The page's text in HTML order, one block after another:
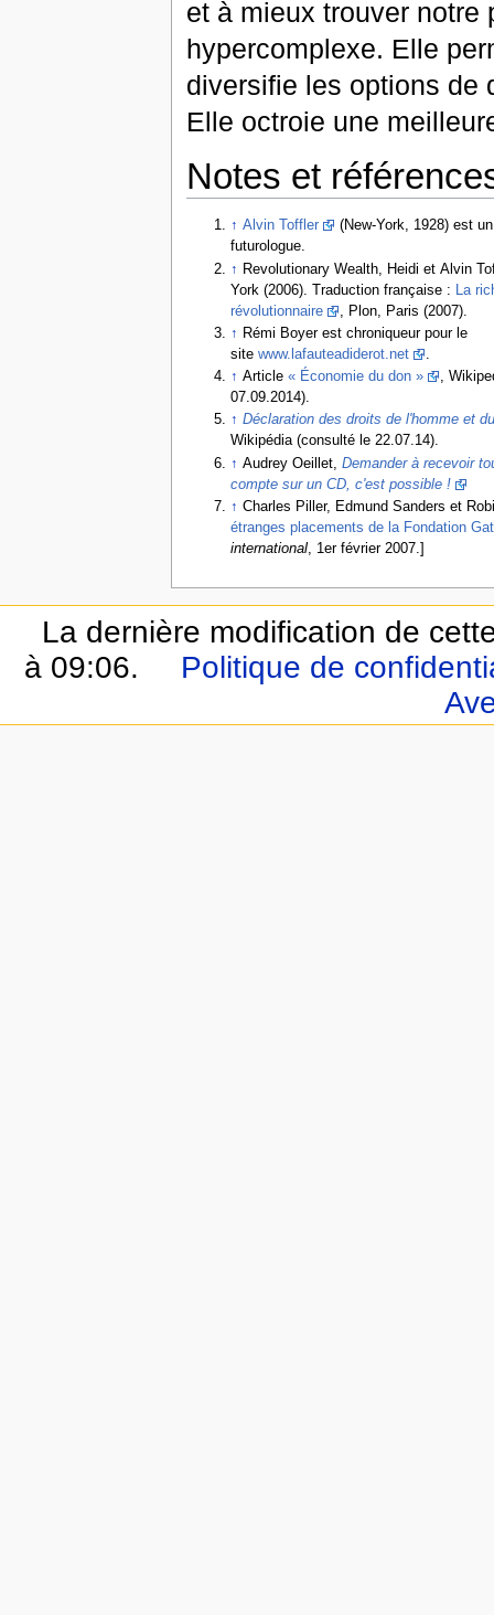
et à mieux trouver
hypercomplexe. Elle
diversifie les options de
Elle octroie une
Notes et
↑ Alvin Toffler
(New-York, 1928) est
futurologue.
↑ Revolutionary Wealth, Heidi et Alvin
York (2006). Traduction française :
La
révolutionnaire
, Plon, Paris (2007).
↑ Rémi Boyer est chroniqueur pour le
sitewww.lafauteadiderot.net
.
↑ Article« Économie du don »
,
07.09.2014).
↑ Déclaration des droits de l'homme et
Wikipédia (consulté le 22.07.14).
↑ Audrey Oeillet,Demander à recevoir
compte sur un CD, c'est possible !
↑ Charles Piller, Edmund Sanders et
étranges placements de la Fondation
international, 1er février 2007.]
La dernière modification de
à 09:06.
Politique de